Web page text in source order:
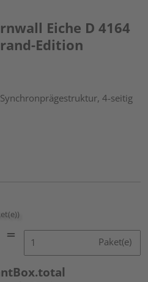
Eiche D 4164
Edition
4-seitig
Paket(e)